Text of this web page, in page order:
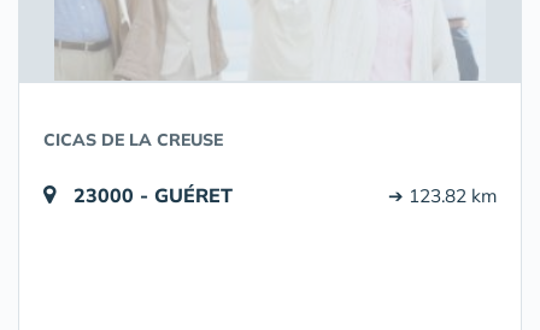
CICAS DE LA CREUSE
23000 - GUÉRET ➔ 123.82 km